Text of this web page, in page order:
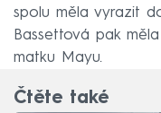
spolu měla vyrazit
Bassettová pak
matku Mayu.
Čtěte také